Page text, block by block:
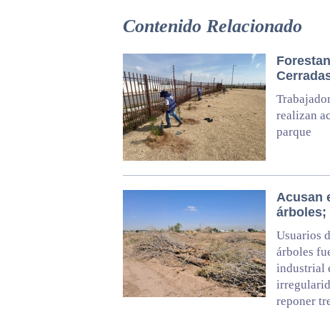
Contenido Relacionado
realizan
parque
Acusan
árboles;
Usuarios
árboles
industrial
reponer